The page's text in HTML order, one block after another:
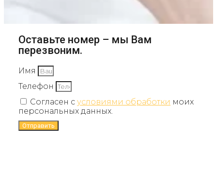
Оставьте номер – мы Вам
перезвоним.
Имя
Телефон
Согласен с условиями обработки моих
персональных данных.
Отправить